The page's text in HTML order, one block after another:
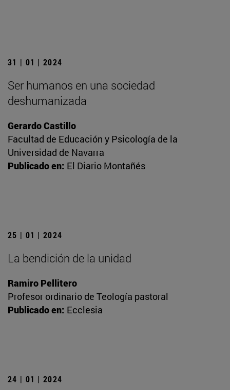
31 | 01 | 2024
Ser humanos en una sociedad
deshumanizada
Gerardo Castillo
Facultad de Educación y Psicología de la
Universidad de Navarra
Publicado en: El Diario Montañés
25 | 01 | 2024
La bendición de la unidad
Ramiro Pellitero
Profesor ordinario de Teología pastoral
Publicado en: Ecclesia
24 | 01 | 2024